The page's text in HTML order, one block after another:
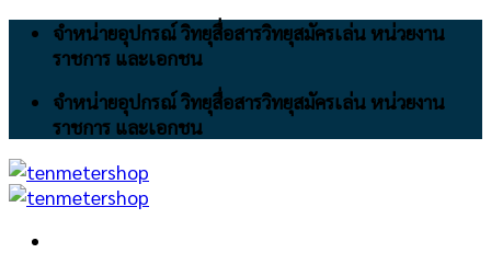
Skip
จำหน่ายอุปกรณ์ วิทยุสื่อสารวิทยุสมัครเล่น หน่วยงาน
ราชการ และเอกชน
จำหน่ายอุปกรณ์ วิทยุสื่อสารวิทยุสมัครเล่น หน่วยงาน
ราชการ และเอกชน